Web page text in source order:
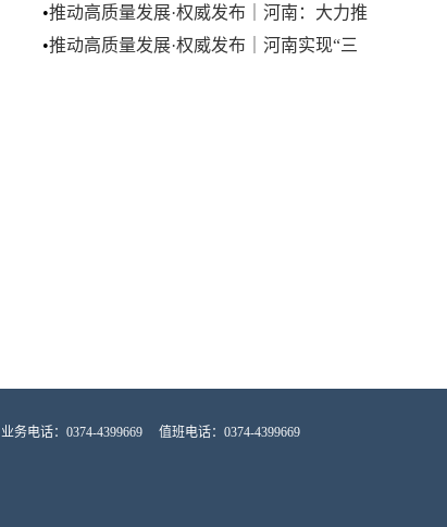
工作会谈
•推动高质量发展·权威发布｜河南：大力推
动产学研协同创新
•推动高质量发展·权威发布｜河南实现“三
业务电话：0374-4399669 值班电话：0374-4399669